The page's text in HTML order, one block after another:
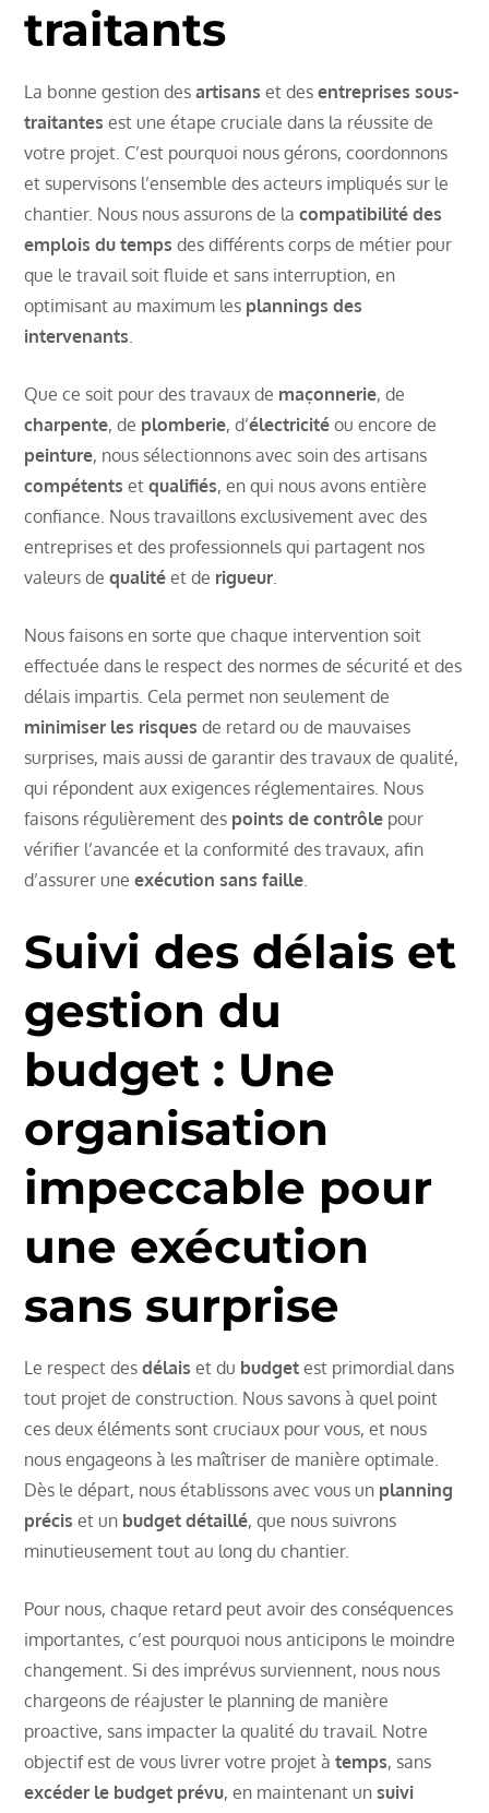
traitants
La bonne gestion desartisans et desentreprises sous-
traitantes est une étape cruciale dans la réussite de
votre projet. C’est pourquoi nous gérons, coordonnons
et supervisons l’ensemble des acteurs impliqués sur le
chantier. Nous nous assurons de lacompatibilité des
emplois du temps des différents corps de métier pour
que le travail soit fluide et sans interruption, en
optimisant au maximum les plannings des
intervenants
Que ce soit pour des travaux de maçonnerie, de
charpente, de plomberie, d’électricité ou encore de
peinture, nous sélectionnons avec soin des artisans
compétents etqualifiés, en qui nous avons entière
confiance. Nous travaillons exclusivement avec des
entreprises et des professionnels qui partagent nos
valeurs dequalité et de rigueur
Nous faisons en sorte que chaque intervention soit
effectuée dans le respect des normes de sécurité et des
délais impartis. Cela permet non seulement de
minimiser les risques de retard ou de mauvaises
surprises, mais aussi de garantir des travaux de qualité,
qui répondent aux exigences réglementaires. Nous
faisons régulièrement des points de contrôle pour
vérifier l’avancée et la conformité des travaux, afin
d’assurer uneexécution sans faille
Suivi des délais et
gestion du
budget : Une
organisation
impeccable pour
une exécution
sans surprise
Le respect desdélais et du budget est primordial dans
tout projet de construction. Nous savons à quel point
ces deux éléments sont cruciaux pour vous, et nous
nous engageons à les maîtriser de manière optimale.
Dès le départ, nous établissons avec vous un planning
précis et un budget détaillé, que nous suivrons
minutieusement tout au long du chantier.
Pour nous, chaque retard peut avoir des conséquences
importantes, c’est pourquoi nous anticipons le moindre
changement. Si des imprévus surviennent, nous nous
chargeons de réajuster le planning de manière
proactive, sans impacter la qualité du travail. Notre
objectif est de vous livrer votre projet àtemps, sans
excéder le budget prévu, en maintenant unsuivi